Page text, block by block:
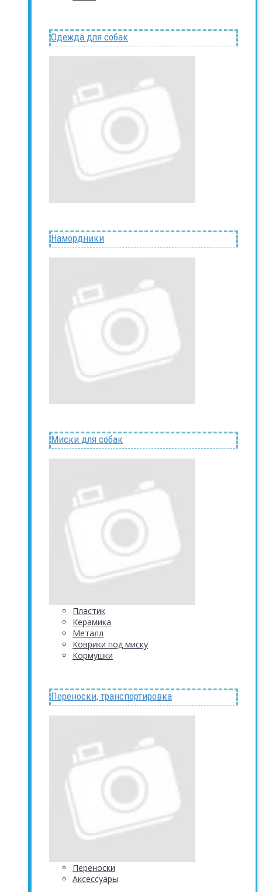
Одежда для собак
Намордники
Миски для собак
Пластик
Керамика
Металл
Коврики под миску
Кормушки
Переноски, транспортировка
Переноски
Аксессуары